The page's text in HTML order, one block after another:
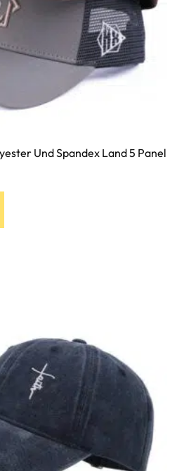
Und Spandex Land 5 Panel